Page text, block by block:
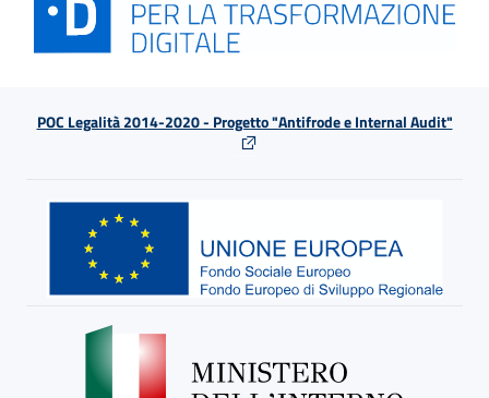
POC Legalità 2014-2020 - Progetto "Antifrode e Internal Audit"